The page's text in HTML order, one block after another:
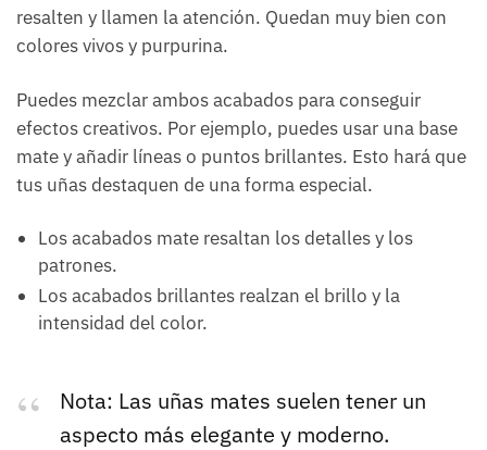
resalten y llamen la atención. Quedan muy bien con
colores vivos y purpurina.
Puedes mezclar ambos acabados para conseguir
efectos creativos. Por ejemplo, puedes usar una base
mate y añadir líneas o puntos brillantes. Esto hará que
tus uñas destaquen de una forma especial.
Los acabados mate resaltan los detalles y los
patrones.
Los acabados brillantes realzan el brillo y la
intensidad del color.
Nota: Las uñas mates suelen tener un
aspecto más elegante y moderno.